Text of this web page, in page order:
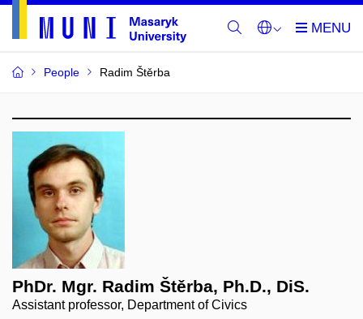
People Radim Štěrba
PhDr. Mgr. Radim Štěrba, Ph.D., DiS.
Assistant professor, Department of Civics